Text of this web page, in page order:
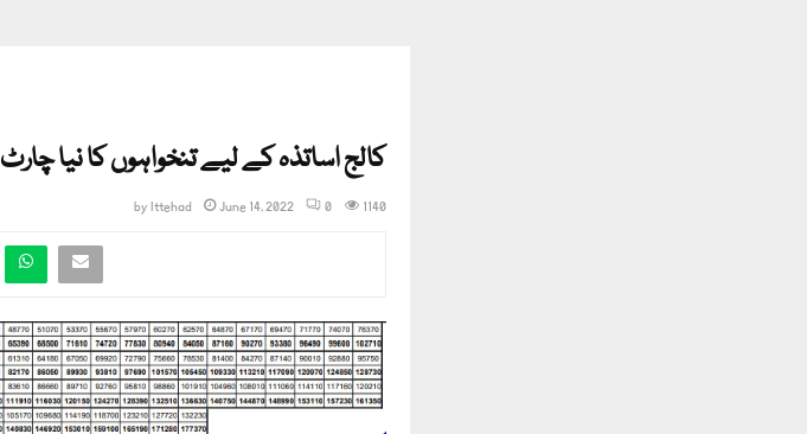
کالج اساتذہ کے لیے تنخواہوں کا نیا چارٹ
byIttehad June 14, 2022 0 1140